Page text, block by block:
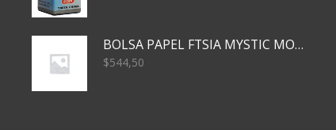
BOLSA PAPEL FTSIA MYSTIC MONKEY 14/08/20
$544,50